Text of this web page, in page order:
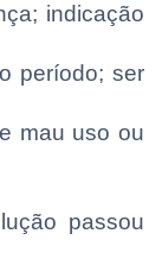
indicação
período; ser
mau uso ou
passou